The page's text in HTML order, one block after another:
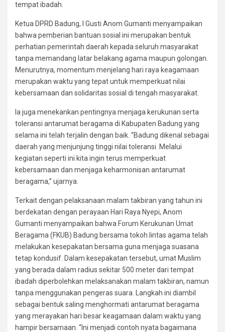
tempat ibadah.
Ketua DPRD Badung, I Gusti Anom Gumanti menyampaikan
bahwa pemberian bantuan sosial ini merupakan bentuk
perhatian pemerintah daerah kepada seluruh masyarakat
tanpa memandang latar belakang agama maupun golongan.
Menurutnya, momentum menjelang hari raya keagamaan
merupakan waktu yang tepat untuk memperkuat nilai
kebersamaan dan solidaritas sosial di tengah masyarakat.
Ia juga menekankan pentingnya menjaga kerukunan serta
toleransi antarumat beragama di Kabupaten Badung yang
selama ini telah terjalin dengan baik. “Badung dikenal sebagai
daerah yang menjunjung tinggi nilai toleransi. Melalui
kegiatan seperti ini kita ingin terus memperkuat
kebersamaan dan menjaga keharmonisan antarumat
beragama,” ujarnya.
Terkait dengan pelaksanaan malam takbiran yang tahun ini
berdekatan dengan perayaan Hari Raya Nyepi, Anom
Gumanti menyampaikan bahwa Forum Kerukunan Umat
Beragama (FKUB) Badung bersama tokoh lintas agama telah
melakukan kesepakatan bersama guna menjaga suasana
tetap kondusif. Dalam kesepakatan tersebut, umat Muslim
yang berada dalam radius sekitar 500 meter dari tempat
ibadah diperbolehkan melaksanakan malam takbiran, namun
tanpa menggunakan pengeras suara. Langkah ini diambil
sebagai bentuk saling menghormati antarumat beragama
yang merayakan hari besar keagamaan dalam waktu yang
hampir bersamaan. “Ini menjadi contoh nyata bagaimana